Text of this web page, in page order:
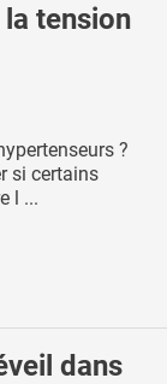
la tension
?
si certains
l ...
dans